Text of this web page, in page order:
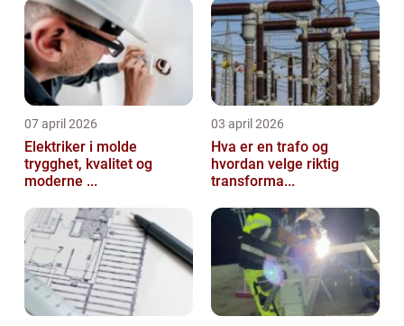
07 april 2026
Elektriker i molde
trygghet, kvalitet og
moderne ...
03 april 2026
Hva er en trafo og
hvordan velge riktig
transforma...